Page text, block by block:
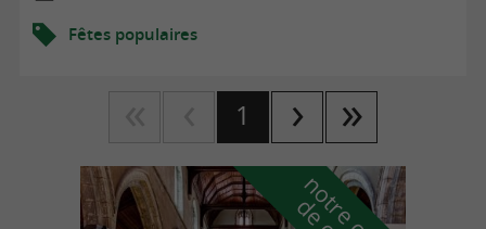
Fêtes populaires
1